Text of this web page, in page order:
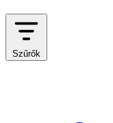
Szűrők